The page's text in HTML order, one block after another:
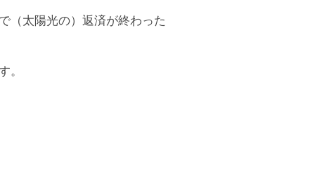
（太陽光の）返済が終わった